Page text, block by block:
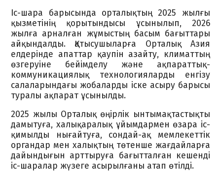
Іс-шара барысында орталықтың 2025 жылғы
қызметінің қорытындысы ұсынылып, 2026
жылға арналған жұмыстың басым бағыттары
айқындалды. Қатысушыларға Орталық Азия
елдерінде апаттар қаупін азайту, климаттың
өзгеруіне бейімделу және ақпараттық-
коммуникациялық технологияларды енгізу
салаларындағы жобаларды іске асыру барысы
туралы ақпарат ұсынылды.
2025 жылы Орталық өңірлік ынтымақтастықты
дамытуға, халықаралық ұйымдармен өзара іс-
қимылды нығайтуға, сондай-ақ мемлекеттік
органдар мен халықтың төтенше жағдайларға
дайындығын арттыруға бағытталған кешенді
іс-шаралар жүзеге асырылғаны атап өтілді.